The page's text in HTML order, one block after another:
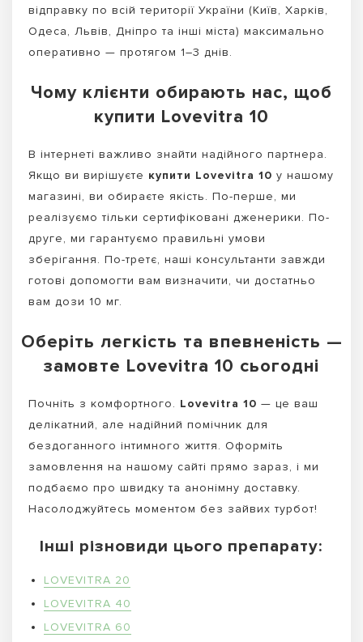
відправку по всій території України (Київ, Харків,
Одеса, Львів, Дніпро та інші міста) максимально
оперативно — протягом 1–3 днів.
Чому клієнти обирають нас, щоб
купити Lovevitra 10
В інтернеті важливо знайти надійного партнера.
Якщо ви вирішуєте купити Lovevitra 10 у нашому
магазині, ви обираєте якість. По-перше, ми
реалізуємо тільки сертифіковані дженерики. По-
друге, ми гарантуємо правильні умови
зберігання. По-третє, наші консультанти завжди
готові допомогти вам визначити, чи достатньо
вам дози 10 мг.
Оберіть легкість та впевненість —
замовте Lovevitra 10 сьогодні
Почніть з комфортного. Lovevitra 10 — це ваш
делікатний, але надійний помічник для
бездоганного інтимного життя. Оформіть
замовлення на нашому сайті прямо зараз, і ми
подбаємо про швидку та анонімну доставку.
Насолоджуйтесь моментом без зайвих турбот!
Інші різновиди цього препарату:
LOVEVITRA 20
LOVEVITRA 40
LOVEVITRA 60